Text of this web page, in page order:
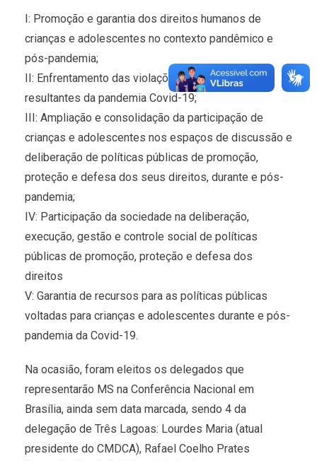
I: Promoção e garantia dos direitos humanos de
crianças e adolescentes no contexto pandêmico e
pós-pandemia;
II: Enfrentamento das violações e vulnerabilidade
resultantes da pandemia Covid-19;
III: Ampliação e consolidação da participação de
crianças e adolescentes nos espaços de discussão e
deliberação de políticas públicas de promoção,
proteção e defesa dos seus direitos, durante e pós-
pandemia;
IV: Participação da sociedade na deliberação,
execução, gestão e controle social de políticas
públicas de promoção, proteção e defesa dos
direitos
V: Garantia de recursos para as políticas públicas
voltadas para crianças e adolescentes durante e pós-
pandemia da Covid-19.
Na ocasião, foram eleitos os delegados que
representarão MS na Conferência Nacional em
Brasília, ainda sem data marcada, sendo 4 da
delegação de Três Lagoas: Lourdes Maria (atual
presidente do CMDCA), Rafael Coelho Prates